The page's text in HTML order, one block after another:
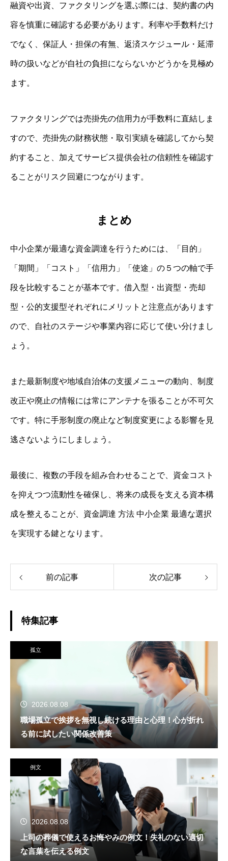
融資や出資、ファクタリングを選ぶ際には、契約書の内
容を慎重に確認する必要があります。利率や手数料だけ
でなく、保証人・担保の有無、返済スケジュール・延滞
時の扱いなどが自社の負担にならないかどうかを見極め
ます。
ファクタリングでは売掛先の信用力が手数料に直結しま
すので、売掛先の財務状態・取引実績を確認してから契
約すること、加えてサービス提供会社の信頼性を確認す
ることがリスク回避につながります。
まとめ
中小企業が最適な資金調達を行うためには、「目的」
「期間」「コスト」「信用力」「使途」の５つの軸で手
段を比較することが基本です。借入型・出資型・売却
型・公的支援型それぞれにメリットと注意点があります
ので、自社のステージや事業内容に応じて使い分けまし
ょう。
また最新制度や地域自治体の支援メニューの動向、制度
改正や廃止の情報には常にアンテナを張ることが不可欠
です。特に手形制度の廃止など制度変更による影響を見
逃さないようにしましょう。
最後に、複数の手段を組み合わせることで、資金コスト
を抑えつつ流動性を確保し、将来の成長を支える資本構
成を整えることが、資金調達 方法 中小企業 最適な選択
を実現する鍵となります。
前の記事 次の記事
特集記事
孤立
2026.08.08
職場孤立で挨拶を無視し続ける理由と心理！心が折れ
る前に試したい関係改善策
例文
2026.08.08
上司の葬儀で使えるお悔やみの例文！失礼のない適切
な言葉を伝える例文